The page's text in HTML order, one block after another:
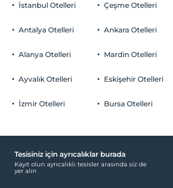
İstanbul Otelleri
Antalya Otelleri
Alanya Otelleri
Ayvalık Otelleri
İzmir Otelleri
Çeşme Otelleri
Ankara Otelleri
Mardin Otelleri
Eskişehir Otelleri
Bursa Otelleri
Tesisiniz için ayrıcalıklar burada
Kayıt olun ayrıcalıklı tesisler arasında siz de
yer alın